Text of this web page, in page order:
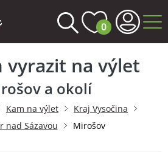
0
vyrazit na výlet
a okolí
Kam na výlet
Kraj Vysočina
nad Sázavou
Mirošov